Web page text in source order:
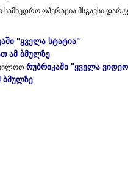
სამხედრო ოპერაცია მსგავსი
"ყველა სტატია"
ამ ბმულზე
რუბრიკაში "ყველა
ბმულზე